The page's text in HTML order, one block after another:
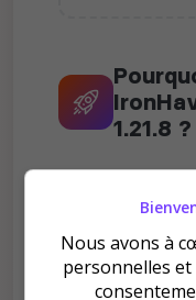
1.21.8 ?
Nous avons à
personnelles